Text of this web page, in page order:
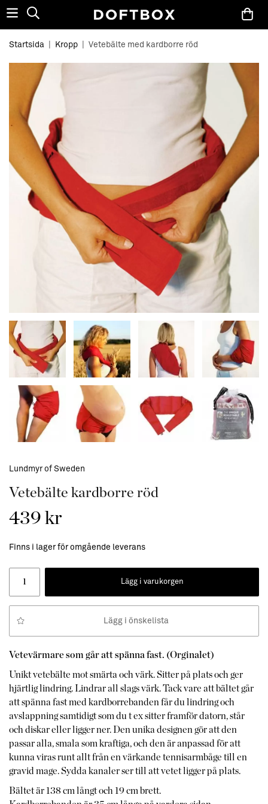
Startsida Kropp Vetebälte med kardborre röd
Lundmyr of Sweden
Vetebälte kardborre röd
439 kr
Finns i lager för omgående leverans
Lägg i varukorgen
Lägg i önskelista
Vetevärmare som går att spänna fast. (Orginalet)
Unikt vetebälte mot smärta och värk. Sitter på plats och ger
hjärtlig lindring. Lindrar all slags värk. Tack vare att bältet går
att spänna fast med kardborrebanden får du lindring och
avslappning samtidigt som du t ex sitter framför datorn, står
och diskar eller ligger ner. Den unika designen gör att den
passar alla, smala som kraftiga, och den är anpassad för att
kunna viras runt allt från en värkande tennisarmbåge till en
gravid mage. Sydda kanaler ser till att vetet ligger på plats.
Bältet är 138 cm långt och 19 cm brett.